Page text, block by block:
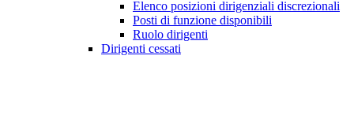
Elenco posizioni dirigenziali discrezionali
Posti di funzione disponibili
Ruolo dirigenti
Dirigenti cessati